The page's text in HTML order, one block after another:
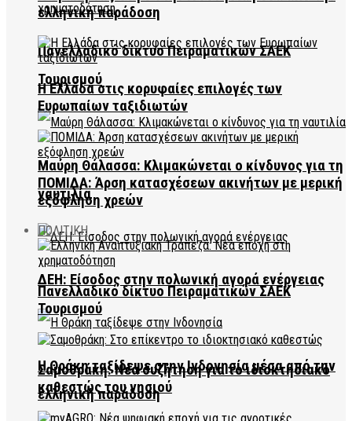
Πανελλαδικό δίκτυο Πειραματικών ΣΑΕΚ
Τουρισμού
Μαύρη Θάλασσα: Κλιμακώνεται ο κίνδυνος για τη
ναυτιλία
ΔΕΗ: Είσοδος στην πολωνική αγορά ενέργειας
Η Θράκη ταξίδεψε στην Ινδονησία μέσα από την
ελληνική παράδοση
ελληνική παράδοση
Η Ελλάδα στις κορυφαίες επιλογές των
Ευρωπαίων ταξιδιωτών
ΠΟΜΙΔΑ: Άρση κατασχέσεων ακινήτων με μερική
εξόφληση χρεών
ΠΟΛΙΤΙΚΗ
Πανελλαδικό δίκτυο Πειραματικών ΣΑΕΚ
Τουρισμού
Σαμοθράκη: Νέα συζήτηση για το ιδιοκτησιακό
καθεστώς του νησιού